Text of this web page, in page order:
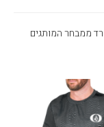
ממבחר המותגים